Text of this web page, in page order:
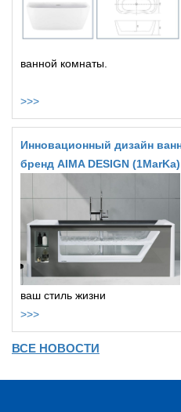
ванной комнаты.
>>>
Инновационный дизайн
бренд AIMA DESIGN (1MarKa)
ваш стиль жизни
>>>
ВСЕ НОВОСТИ